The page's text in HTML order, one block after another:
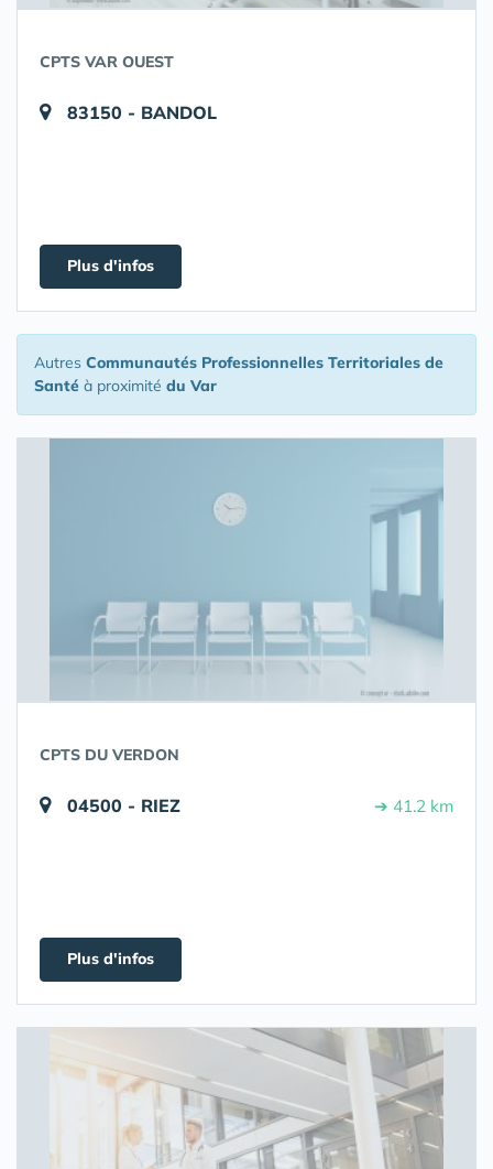
CPTS VAR OUEST
83150 - BANDOL
Plus d'infos
Autres Communautés Professionnelles Territoriales de
Santé à proximité du Var
CPTS DU VERDON
04500 - RIEZ ➔ 41.2 km
Plus d'infos